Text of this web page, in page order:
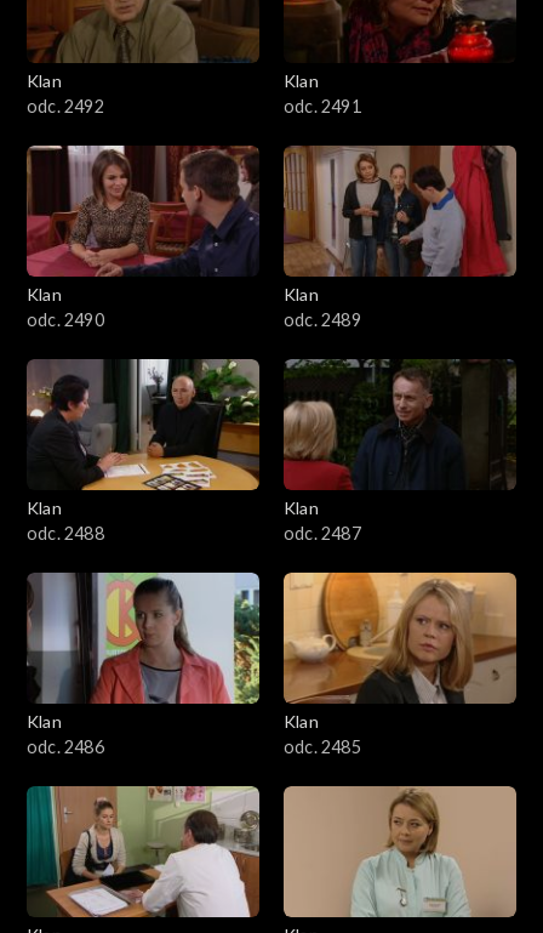
3101–3200
3001–3100
2901–3000
2801–2900
2701–2800
2501–2600
2401–2500
2301–2400
2201–2300
2101–2200
2001–2100
1901–2000
1801–1900
1701–1800
Klan
odc. 2492
Klan
odc. 2491
Klan
odc. 2490
Klan
odc. 2489
Klan
odc. 2488
Klan
odc. 2487
Klan
odc. 2486
Klan
odc. 2485